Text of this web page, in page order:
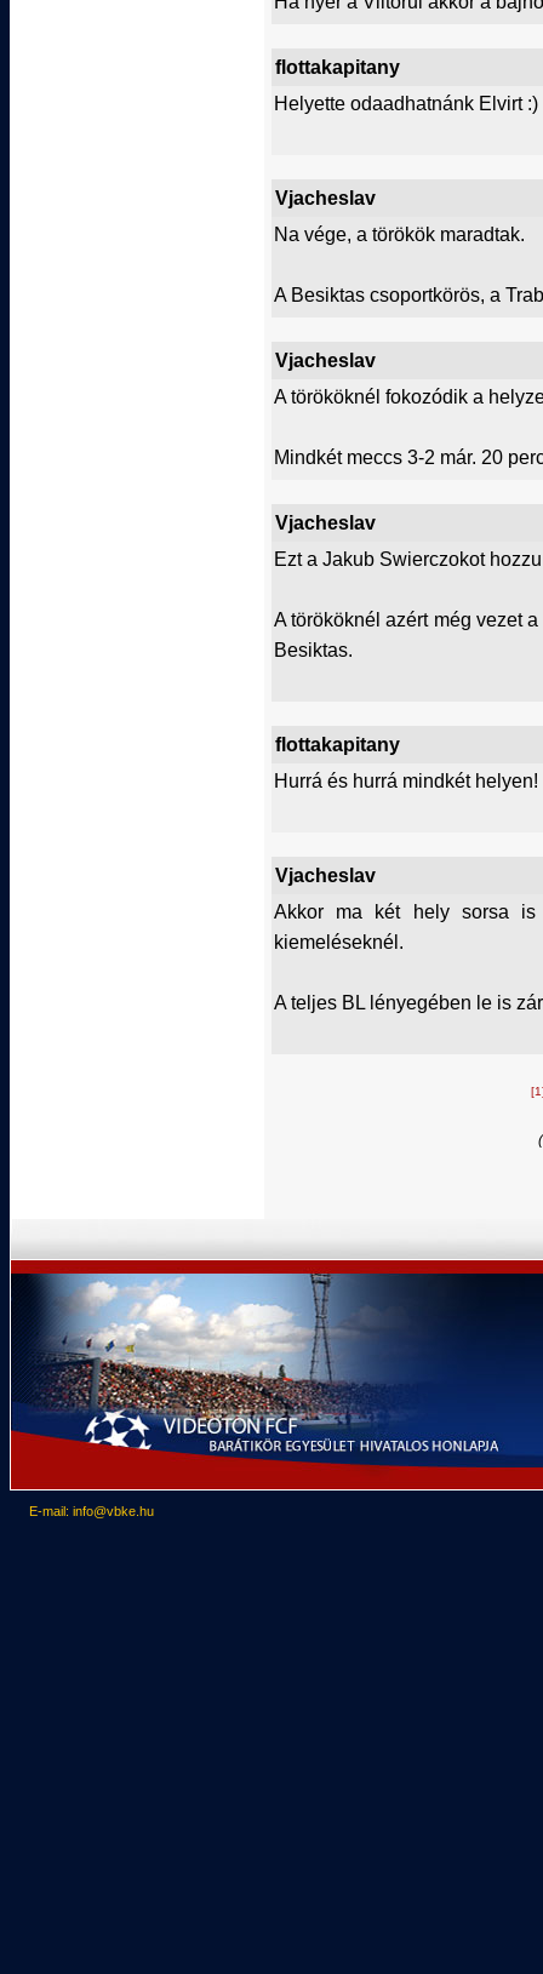
flottakapitany
Helyette odaadhatnánk Elvirt :)
Vjacheslav
Na vége, a törökök maradtak.
A Besiktas csoportkörös, a
Vjacheslav
A törököknél fokozódik a
Mindkét meccs 3-2 már. 20
Vjacheslav
Ezt a Jakub Swierczokot
A törököknél azért még vezet
Besiktas.
flottakapitany
Hurrá és hurrá mindkét helyen!
Vjacheslav
Akkor ma két hely sorsa
kiemeléseknél.
A teljes BL lényegében le is
E-mail: info@vbke.hu